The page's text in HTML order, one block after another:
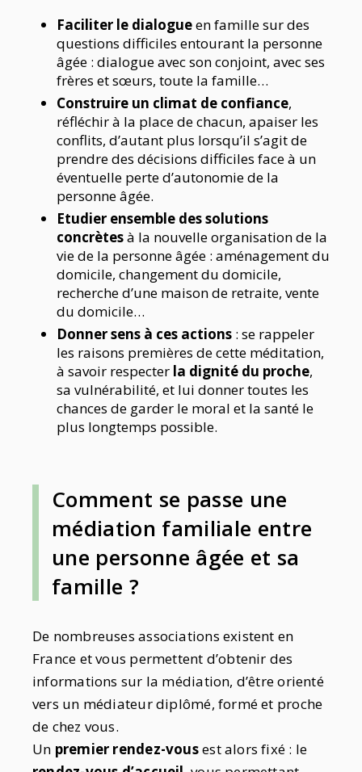
Faciliter le dialogueen famille sur des
questions difficiles entourant la personne
âgée : dialogue avec son conjoint, avec ses
frères et sœurs, toute la famille…
Construire un climat de confiance,
réfléchir à la place de chacun, apaiser les
conflits, d’autant plus lorsqu’il s’agit de
prendre des décisions difficiles face à un
éventuelle perte d’autonomie de la
personne âgée.
Etudier ensemble des solutions
concrètesà la nouvelle organisation de la
vie de la personne âgée : aménagement du
domicile, changement du domicile,
recherche d’une maison de retraite, vente
du domicile…
Donner sens à ces actions : se rappeler
les raisons premières de cette méditation,
à savoir respecter la dignité du proche,
sa vulnérabilité, et lui donner toutes les
chances de garder le moral et la santé le
plus longtemps possible.
Comment se passe une
médiation familiale entre
une personne âgée et sa
famille ?
De nombreuses associations existent en
France et vous permettent d’obtenir des
informations sur la médiation, d’être orienté
vers un médiateur diplômé, formé et proche
de chez vous.
Un premier rendez-vousest alors fixé : le